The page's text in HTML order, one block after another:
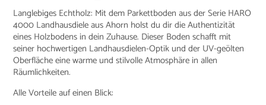
Langlebiges Echtholz: Mit dem Parkettboden aus der Serie HARO
4000 Landhausdiele aus Ahorn holst du dir die Authentizität
eines Holzbodens in dein Zuhause. Dieser Boden schafft mit
seiner hochwertigen Landhausdielen-Optik und der UV-geölten
Oberfläche eine warme und stilvolle Atmosphäre in allen
Räumlichkeiten.
Alle Vorteile auf einen Blick: